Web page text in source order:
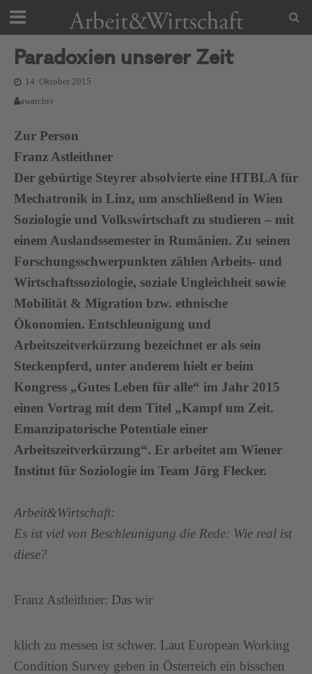
Paradoxien unserer Zeit
14. Oktober 2015
awarchiv
Zur Person
Franz Astleithner
Der gebürtige Steyrer absolvierte eine HTBLA für
Mechatronik in Linz, um anschließend in Wien
Soziologie und Volkswirtschaft zu studieren – mit
einem Auslandssemester in Rumänien. Zu seinen
Forschungsschwerpunkten zählen Arbeits- und
Wirtschaftssoziologie, soziale Ungleichheit sowie
Mobilität & Migration bzw. ethnische
Ökonomien. Entschleunigung und
Arbeitszeitverkürzung bezeichnet er als sein
Steckenpferd, unter anderem hielt er beim
Kongress „Gutes Leben für alle“ im Jahr 2015
einen Vortrag mit dem Titel „Kampf um Zeit.
Emanzipatorische Potentiale einer
Arbeitszeitverkürzung“. Er arbeitet am Wiener
Institut für Soziologie im Team Jörg Flecker.
Arbeit&Wirtschaft:
Es ist viel von Beschleunigung die Rede: Wie real ist
diese?
Franz Astleithner: Das wir
klich zu messen ist schwer. Laut European Working
Condition Survey geben in Österreich ein bisschen